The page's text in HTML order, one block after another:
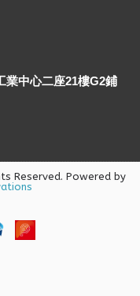
業中心二座21樓G2鋪
Reserved. Powered by